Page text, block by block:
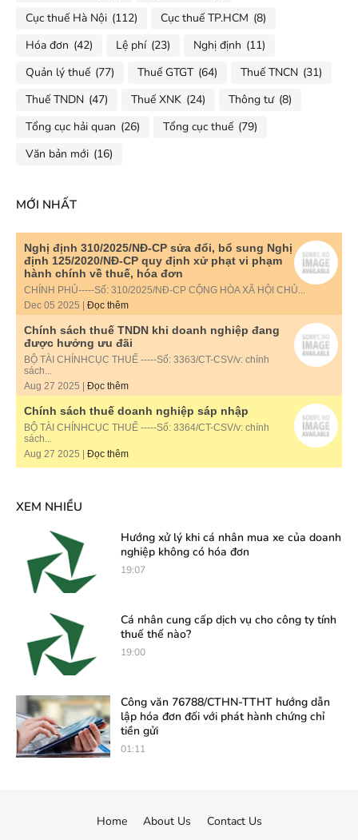
Cục thuế Hà Nội (112) Cục thuế TP.HCM (8)
Hóa đơn (42) Lệ phí (23) Nghị định (11)
Quản lý thuế (77) Thuế GTGT (64) Thuế TNCN (31)
Thuế TNDN (47) Thuế XNK (24) Thông tư (8)
Tổng cục hải quan (26) Tổng cục thuế (79)
Văn bản mới (16)
MỚI NHẤT
Nghị định 310/2025/NĐ-CP sửa đổi, bổ sung Nghị
định 125/2020/NĐ-CP quy định xử phạt vi phạm
hành chính về thuế, hóa đơn
CHÍNH PHỦ-----Số: 310/2025/NĐ-CP CỘNG HÒA XÃ HỘI CHỦ...
Dec 05 2025 | Đọc thêm
Chính sách thuế TNDN khi doanh nghiệp đang
được hưởng ưu đãi
BỘ TÀI CHÍNHCỤC THUẾ -----Số: 3363/CT-CSV/v: chính
sách...
Aug 27 2025 | Đọc thêm
Chính sách thuế doanh nghiệp sáp nhập
BỘ TÀI CHÍNHCỤC THUẾ -----Số: 3364/CT-CSV/v: chính
sách...
Aug 27 2025 | Đọc thêm
XEM NHIỀU
Hướng xử lý khi cá nhân mua xe của doanh
nghiệp không có hóa đơn
19:07
Cá nhân cung cấp dịch vụ cho công ty tính
thuế thế nào?
19:00
Công văn 76788/CTHN-TTHT hướng dẫn
lập hóa đơn đối với phát hành chứng chỉ
tiền gửi
01:11
Home About Us Contact Us